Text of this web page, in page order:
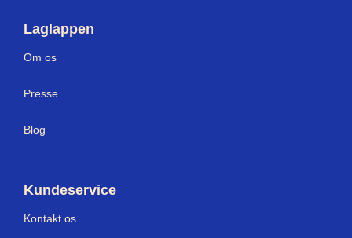
Laglappen
Om os
Presse
Blog
Kundeservice
Kontakt os